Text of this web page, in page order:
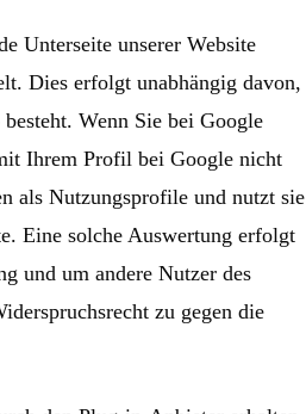
Unterseite unserer Website
Dies erfolgt unabhängig davon,
Wenn Sie bei Google
Ihrem Profil bei Google nicht
als Nutzungsprofile und nutzt sie
Eine solche Auswertung erfolgt
und um andere Nutzer des
zu gegen die